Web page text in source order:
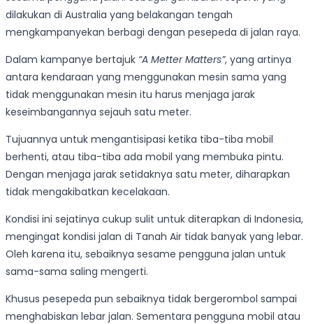
dilakukan di Australia yang belakangan tengah
mengkampanyekan berbagi dengan pesepeda di jalan raya.
Dalam kampanye bertajuk “A Metter Matters”, yang artinya
antara kendaraan yang menggunakan mesin sama yang
tidak menggunakan mesin itu harus menjaga jarak
keseimbangannya sejauh satu meter.
Tujuannya untuk mengantisipasi ketika tiba-tiba mobil
berhenti, atau tiba-tiba ada mobil yang membuka pintu.
Dengan menjaga jarak setidaknya satu meter, diharapkan
tidak mengakibatkan kecelakaan.
Kondisi ini sejatinya cukup sulit untuk diterapkan di Indonesia,
mengingat kondisi jalan di Tanah Air tidak banyak yang lebar.
Oleh karena itu, sebaiknya sesame pengguna jalan untuk
sama-sama saling mengerti.
Khusus pesepeda pun sebaiknya tidak bergerombol sampai
menghabiskan lebar jalan. Sementara pengguna mobil atau